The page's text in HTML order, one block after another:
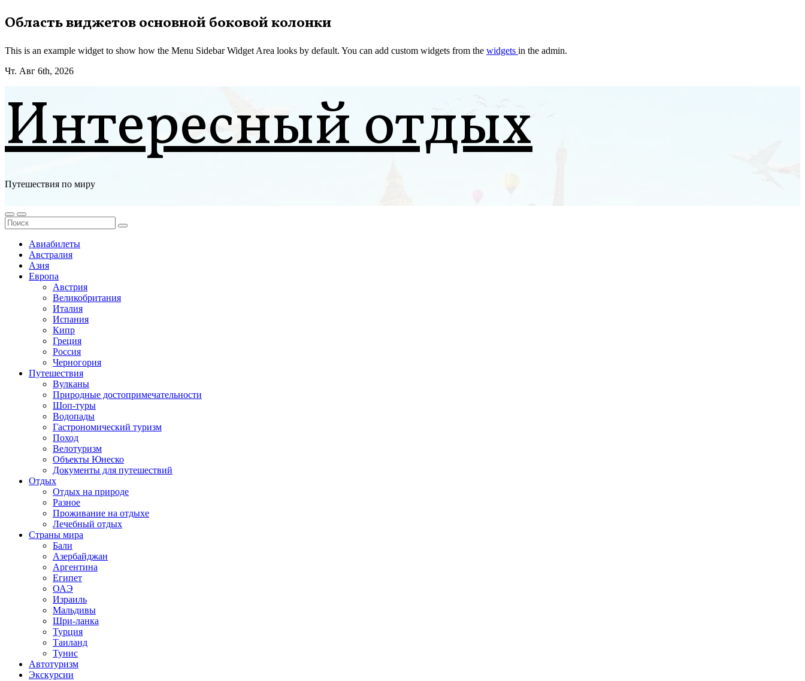
Перейти
к
Область виджетов основной боковой колонки
This is an example widget to show how the Menu Sidebar Widget Area looks by default. You can add custom widgets from the widgets in the admin.
Чт. Авг 6th, 2026
Интересный отдых
Путешествия по миру
Авиабилеты
Австралия
Азия
Европа
Австрия
Великобритания
Италия
Испания
Кипр
Греция
Россия
Черногория
Путешествия
Вулканы
Природные достопримечательности
Шоп-туры
Водопады
Гастрономический туризм
Поход
Велотуризм
Объекты Юнеско
Документы для путешествий
Отдых
Отдых на природе
Разное
Проживание на отдыхе
Лечебный отдых
Страны мира
Бали
Азербайджан
Аргентина
Египет
ОАЭ
Израиль
Мальдивы
Шри-ланка
Турция
Таиланд
Тунис
Автотуризм
Экскурсии